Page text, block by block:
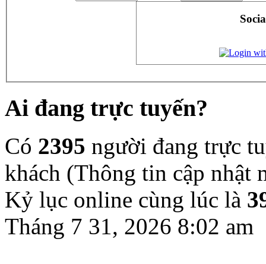
Ai đang trực tuyến?
Có 2395 người đang trực
khách (Thông tin cập nhật
Kỷ lục online cùng lúc là
Tháng 7 31, 2026 8:02 am